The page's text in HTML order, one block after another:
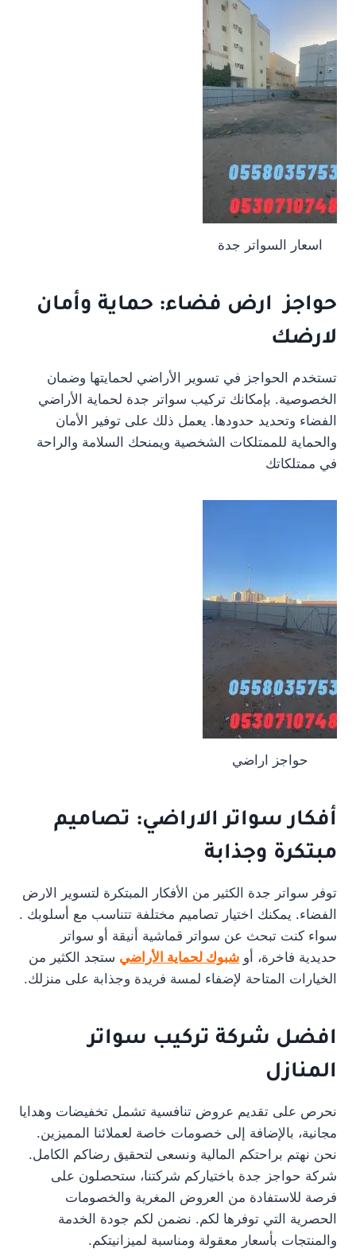
اسعار السواتر جدة
حواجز ارض فضاء: حماية وأمان
لارضك
تستخدم الحواجز في تسوير الأراضي لحمايتها وضمان
الخصوصية. بإمكانك تركيب سواتر جدة لحماية الأراضي
الفضاء وتحديد حدودها. يعمل ذلك على توفير الأمان
والحماية للممتلكات الشخصية ويمنحك السلامة والراحة
في ممتلكاتك
حواجز اراضي
أفكار سواتر الاراضي: تصاميم
مبتكرة وجذابة
توفر سواتر جدة الكثير من الأفكار المبتكرة لتسوير الارض
الفضاء. يمكنك اختيار تصاميم مختلفة تتناسب مع أسلوبك .
سواء كنت تبحث عن سواتر قماشية أنيقة أو سواتر
حديدية فاخرة، أو شبوك لحماية الأراضي ستجد الكثير من
الخيارات المتاحة لإضفاء لمسة فريدة وجذابة على منزلك.
افضل شركة تركيب سواتر
المنازل
نحرص على تقديم عروض تنافسية تشمل تخفيضات وهدايا
مجانية، بالإضافة إلى خصومات خاصة لعملائنا المميزين.
نحن نهتم براحتكم المالية ونسعى لتحقيق رضاكم الكامل.
شركة حواجز جدة باختياركم شركتنا، ستحصلون على
فرصة للاستفادة من العروض المغرية والخصومات
الحصرية التي توفرها لكم. نضمن لكم جودة الخدمة
والمنتجات بأسعار معقولة ومناسبة لميزانيتكم.